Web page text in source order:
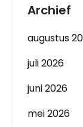
Archief
augustus
juli 2026
juni 2026
mei 2026